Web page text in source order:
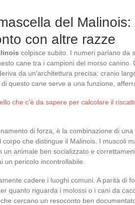
del Malinois:
con altre razze
colpisce subito. I numeri parlano da
cane tra i campioni del morso canino.
da un’architettura precisa: cranio
questo cane serve a una funzione,
che c'è da sapere per calcolare il
di forza, è la combinazione di
che distingue il Malinois. I muscoli
un animale ben socializzato e
un pericolo incontrollabile.
cadere i luoghi comuni. A parità di
quanto riguarda i molossi o i cani da
cercano un resoconto ben